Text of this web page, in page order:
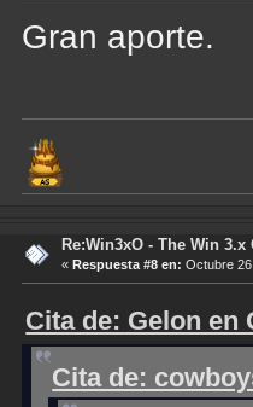
Gran aporte.
Re:Win3xO - The Win
« Respuesta #8 en: Octubre
Cita de: Gelon en
Cita de: